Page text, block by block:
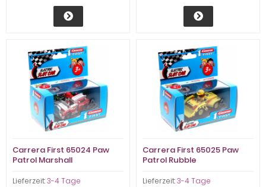
Carrera First 65024 Paw
Patrol Marshall
Lieferzeit:3-4 Tage
Carrera First 65025 Paw
Patrol Rubble
Lieferzeit:3-4 Tage